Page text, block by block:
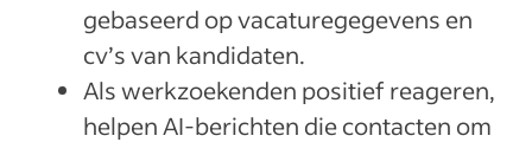
gebaseerd op vacaturegegevens en
cv’s van kandidaten.
Als werkzoekenden positief reageren,
helpen AI-berichten die contacten om